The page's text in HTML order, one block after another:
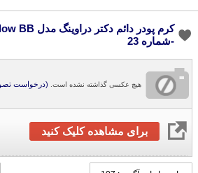
-شماره 23
هیچ عکسی گذاشته نشده است. (درخواست
برای مشاهده کلیک کنید